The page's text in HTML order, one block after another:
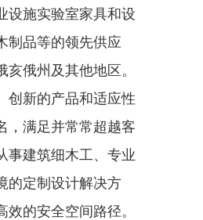
设施实验室家具和设
制品等的领先供应
亥俄州及其他地区。
创新的产品和适应性
，满足并常常超越客
事建筑细木工、专业
的定制设计解决方
效的安全空间路径。